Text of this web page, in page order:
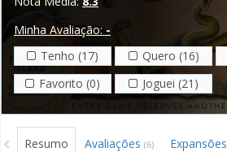
Minha Avaliação: -
Tenho (17)
Quero (16)
Favorito (0)
Joguei (21)
Resumo Avaliações (6) Expansões